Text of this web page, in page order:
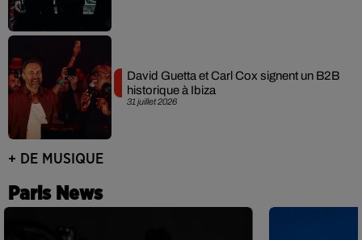
31 juillet 2026
David Guetta et Carl Cox signent un B2B
historique à Ibiza
+ DE MUSIQUE
Paris News